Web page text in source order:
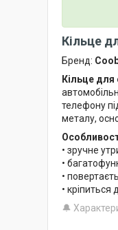
Кільце
Бренд:
Кільце
телефону
металу,
• зручне
•
•
•
🔔